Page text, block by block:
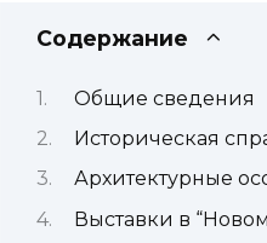
Содержание
Общие сведения
Историческая
Архитектурные
Выставки в